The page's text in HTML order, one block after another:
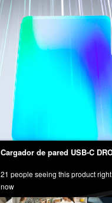
21 people seeing this product right
now